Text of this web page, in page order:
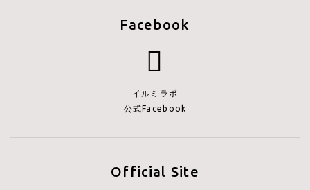
Facebook
イルミラボ
公式Facebook
Official Site